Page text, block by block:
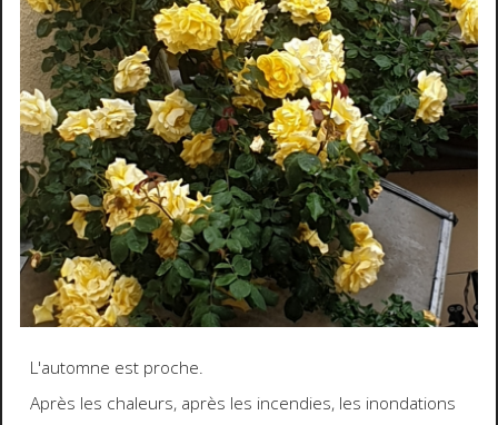
L'automne est proche.
Après les chaleurs, après les incendies, les inondations